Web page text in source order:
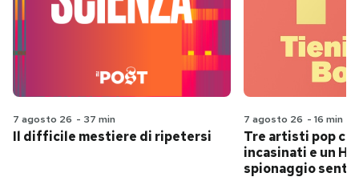
7 agosto 26 - 37 min
Il difficile mestiere di ripetersi
7 agosto 26 - 16 min
Tre artisti pop
incasinati e un
spionaggio